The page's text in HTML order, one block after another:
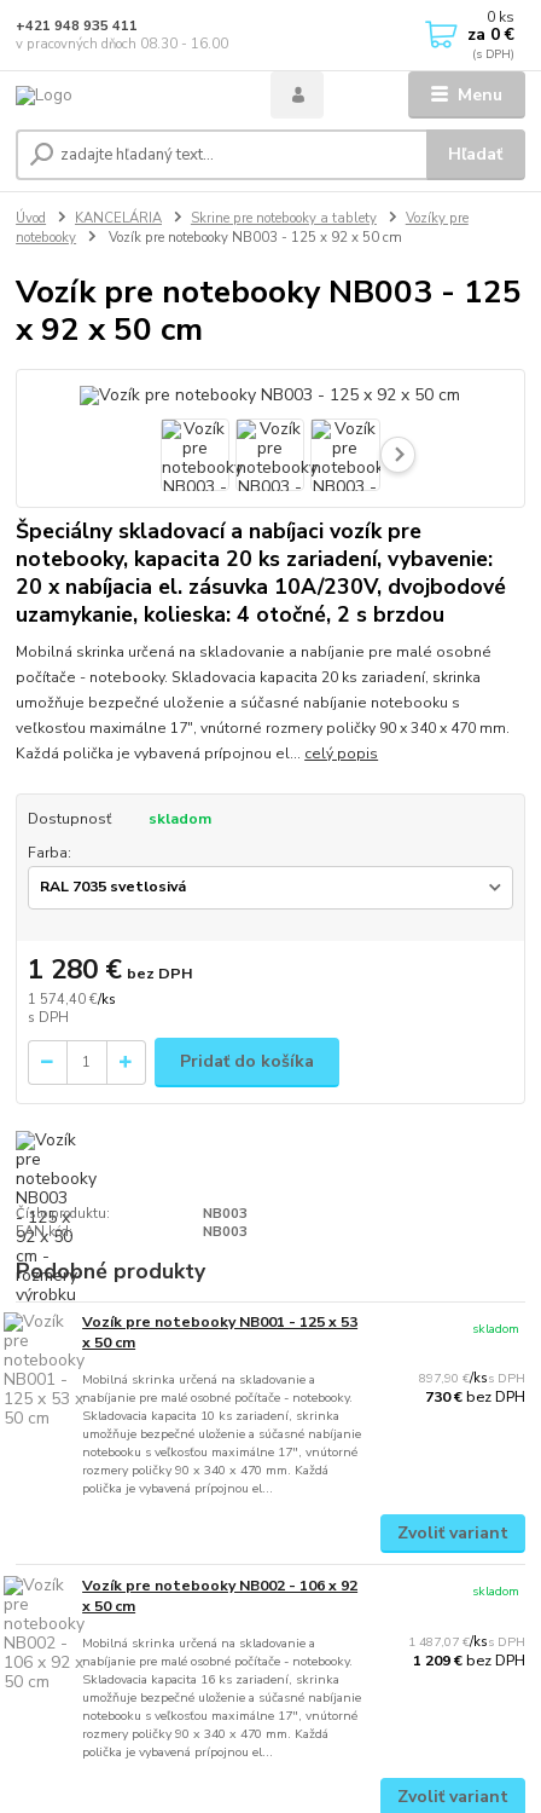
Menu
Hľadať
+421 948 935 411
v pracovných dňoch 08.30 - 16.00
0 ks
za 0 €
Úvod KANCELÁRIA Skrine pre notebooky a tablety
Vozíky pre
notebooky
Vozík pre notebooky NB003 - 125 x 92 x 50 cm
Vozík pre notebooky NB003 - 125
x 92 x 50 cm
Špeciálny skladovací a nabíjaci vozík pre
notebooky, kapacita 20 ks zariadení, vybavenie:
20 x nabíjacia el. zásuvka 10A/230V, dvojbodové
uzamykanie, kolieska: 4 otočné, 2 s brzdou
Mobilná skrinka určená na skladovanie a nabíjanie pre malé osobné
počítače - notebooky. Skladovacia kapacita 20 ks zariadení, skrinka
umožňuje bezpečné uloženie a súčasné nabíjanie notebooku s
veľkosťou maximálne 17", vnútorné rozmery poličky 90 x 340 x 470 mm.
Každá polička je vybavená prípojnou el... celý popis
Dostupnosť
skladom
Farba:
1 574,40 €/ks
1 280 € bez DPH
Pridať do košíka
Číslo produktu:
NB003
EAN kód:
NB003
Podobné produkty
Vozík pre notebooky NB001 - 125 x 53
x 50 cm
Mobilná skrinka určená na skladovanie a
nabíjanie pre malé osobné počítače - notebooky.
Skladovacia kapacita 10 ks zariadení, skrinka
umožňuje bezpečné uloženie a súčasné nabíjanie
notebooku s veľkosťou maximálne 17", vnútorné
rozmery poličky 90 x 340 x 470 mm. Každá
polička je vybavená prípojnou el...
897,90 €/ks
730 €bez DPH
skladom
Zvoliť variant
Vozík pre notebooky NB002 - 106 x 92
x 50 cm
Mobilná skrinka určená na skladovanie a
nabíjanie pre malé osobné počítače - notebooky.
Skladovacia kapacita 16 ks zariadení, skrinka
umožňuje bezpečné uloženie a súčasné nabíjanie
notebooku s veľkosťou maximálne 17", vnútorné
rozmery poličky 90 x 340 x 470 mm. Každá
polička je vybavená prípojnou el...
1 487,07 €/ks
1 209 €bez DPH
skladom
Zvoliť variant